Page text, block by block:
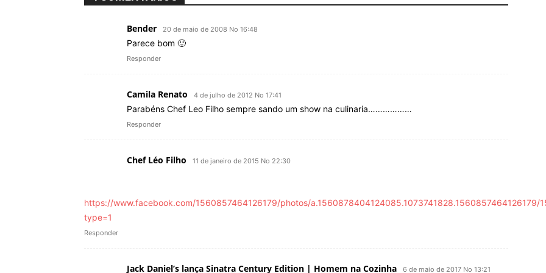
Bender 20 de maio de 2008 No 16:48
Parece bom 🙂
Responder
Camila Renato 4 de julho de 2012 No 17:41
Parabéns Chef Leo Filho sempre sando um show na culinaria………………
Responder
Chef Léo Filho 11 de janeiro de 2015 No 22:30
https://www.facebook.com/1560857464126179/photos/a.1560878404124085.1073741828.1560857464126179/
type=1
Responder
Jack Daniel’s lança Sinatra Century Edition | Homem na Cozinha 6 de maio de 2017 No 13:21